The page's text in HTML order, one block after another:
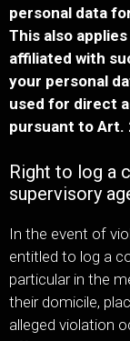
personal data
This also
affiliated with
your personal
used for direct
pursuant to Art.
Right to log a
supervisory
In the event of
entitled to log a
particular in the
their domicile,
alleged violation